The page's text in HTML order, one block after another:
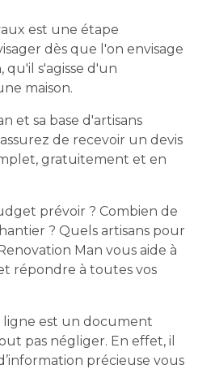
est une étape
dès que l'on envisage
qu'il s'agisse d'un
maison.
et sa base d'artisans
de recevoir un devis
gratuitement et en
prévoir ? Combien de
? Quels artisans pour
Man vous aide à
répondre à toutes vos
ligne est un document
pas négliger. En effet, il
précieuse vous